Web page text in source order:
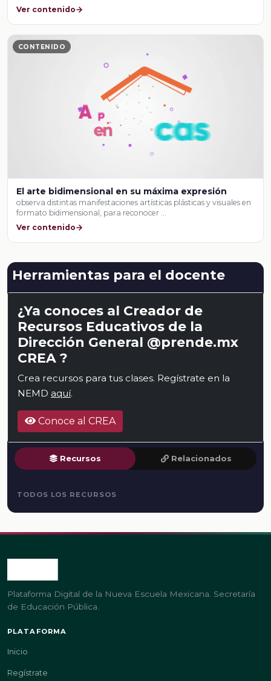
Ver contenido
CONTENIDO
El arte bidimensional en su máxima expresión
observa distintas manifestaciones artísticas plásticas y visuales en
formato bidimensional, para reconocer …
Ver contenido
Herramientas para el docente
¿Ya conoces al Creador de
Recursos Educativos de la
Dirección General @prende.mx
CREA ?
Crea recursos para tus clases. Regístrate en la
NEMD aquí.
Conoce al CREA
Recursos Relacionados
TODOS LOS RECURSOS
Plataforma Digital de la Nueva Escuela Mexicana. Secretaría
de Educación Pública.
PLATAFORMA
Inicio
Regístrate